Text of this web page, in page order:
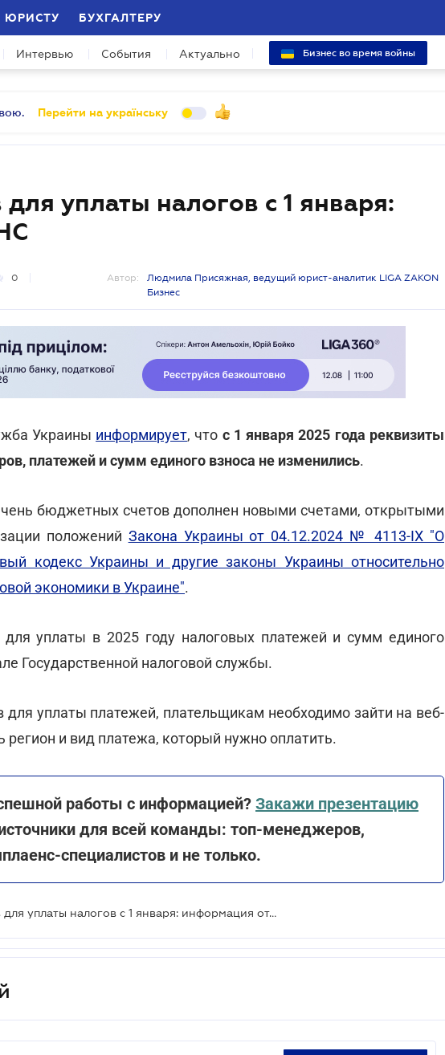
ЮРИСТУ БУХГАЛТЕРУ
Интервью События Актуально Бизнес во время войны
Перейти на українську
для уплаты налогов с 1 января:
0 Автор:
Людмила Присяжная, ведущий юрист-аналитик LIGA ZAKON
Бизнес
Украины информирует, что с 1 января 2025 года реквизиты
платежей и сумм единого взноса не изменились.
бюджетных счетов дополнен новыми счетами, открытыми
положений Закона Украины от 04.12.2024 № 4113-ІХ "О
кодекс Украины и другие законы Украины относительно
экономики в Украине".
уплаты в 2025 году налоговых платежей и сумм единого
Государственной налоговой службы.
для уплаты платежей, плательщикам необходимо зайти на веб-
регион и вид платежа, который нужно оплатить.
работы с информацией? Закажи презентацию
для всей команды: топ-менеджеров,
специалистов и не только.
Реквизиты счетов для уплаты налогов с 1 января: информация от ГНС